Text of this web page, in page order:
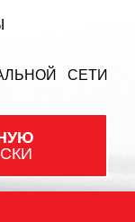
СЕТИ